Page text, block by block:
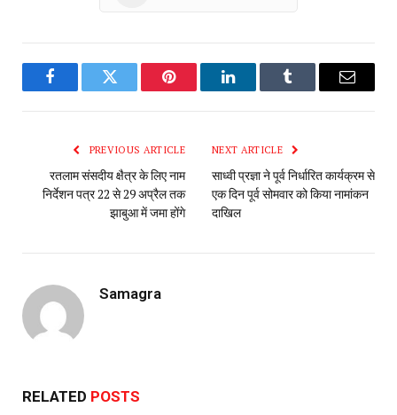
FacebookTwitter Pinterest LinkedInTumblr Email
PREVIOUS ARTICLE
रतलाम संसदीय क्षैत्र के लिए नाम
निर्देशन पत्र 22 से 29 अप्रैल तक
झाबुआ में जमा होंगे
NEXT ARTICLE
साध्वी प्रज्ञा ने पूर्व निर्धारित कार्यक्रम से
एक दिन पूर्व सोमवार को किया नामांकन
दाखिल
Samagra
RELATED POSTS